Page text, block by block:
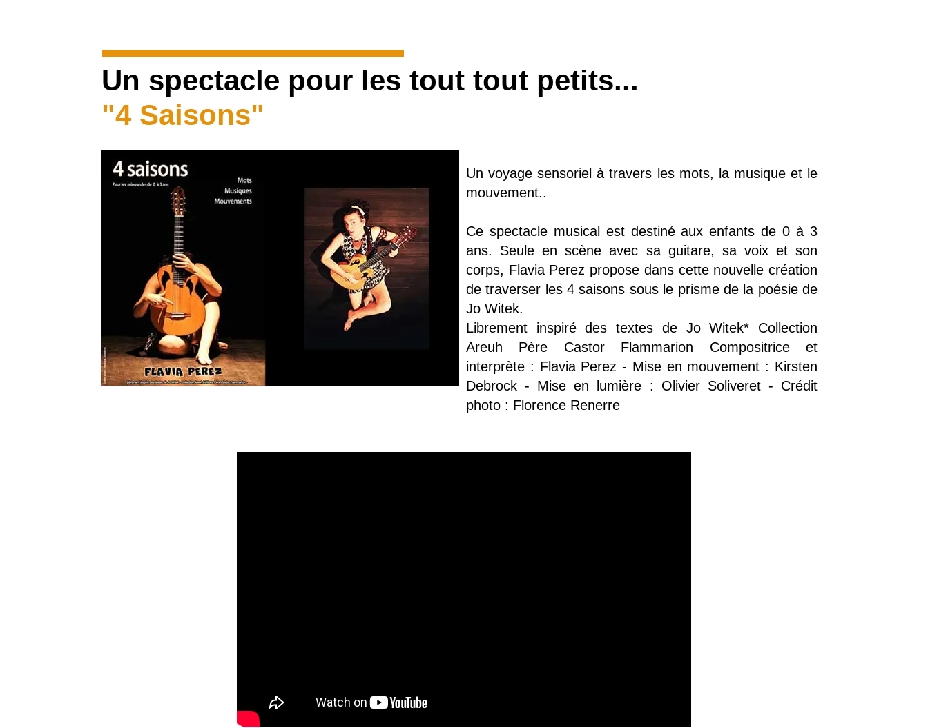
Un spectacle pour les tout tout petits...
"4 Saisons"
Un voyage sensoriel à travers les mots, la musique et le
mouvement..
Ce spectacle musical est destiné aux enfants de 0 à 3
ans. Seule en scène avec sa guitare, sa voix et son
corps, Flavia Perez propose dans cette nouvelle création
de traverser les 4 saisons sous le prisme de la poésie de
Jo Witek.
Librement inspiré des textes de Jo Witek* Collection
Areuh Père Castor Flammarion Compositrice et
interprète : Flavia Perez - Mise en mouvement : Kirsten
Debrock - Mise en lumière : Olivier Soliveret - Crédit
photo : Florence Renerre